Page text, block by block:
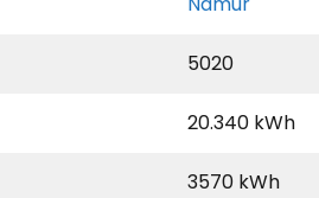
5020
20.340 kWh
3570 kWh